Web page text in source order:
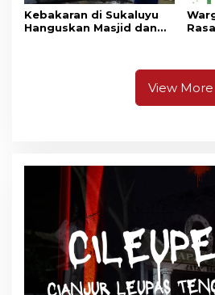
Kebakaran di Sukaluyu
Hanguskan Masjid dan
View More